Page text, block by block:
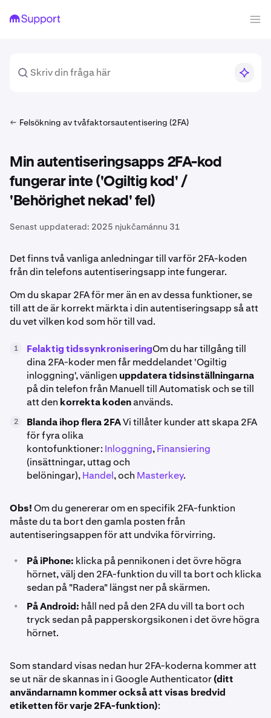
Felsökning av tvåfaktorsautentisering (2FA)
Min autentiseringsapps 2FA-kod
fungerar inte ('Ogiltig kod' /
'Behörighet nekad' fel)
Senast uppdaterad: 2025 njukčamánnu 31
Det finns två vanliga anledningar till varför 2FA-koden
från din telefons autentiseringsapp inte fungerar.
Om du skapar 2FA för mer än en av dessa funktioner, se
till att de är korrekt märkta i din autentiseringsapp så att
du vet vilken kod som hör till vad.
1 Felaktig tidssynkroniseringOm du har tillgång till
dina 2FA-koder men får meddelandet 'Ogiltig
inloggning', vänligen uppdatera tidsinställningarna
på din telefon från Manuell till Automatisk och se till
att den korrekta kodenanvänds.
2 Blanda ihop flera 2FAVi tillåter kunder att skapa 2FA
för fyra olika
kontofunktioner: Inloggning,Finansiering
(insättningar, uttag och
belöningar),Handel, och Masterkey.
Obs!Om du genererar om en specifik 2FA-funktion
måste du ta bort den gamla posten från
autentiseringsappen för att undvika förvirring.
• På iPhone: klicka på pennikonen i det övre högra
hörnet, välj den 2FA-funktion du vill ta bort och klicka
sedan på "Radera" längst ner på skärmen.
• På Android: håll ned på den 2FA du vill ta bort och
tryck sedan på papperskorgsikonen i det övre högra
hörnet.
Som standard visas nedan hur 2FA-koderna kommer att
se ut när de skannas in i Google Authenticator(ditt
användarnamn kommer också att visas bredvid
etiketten för varje 2FA-funktion):